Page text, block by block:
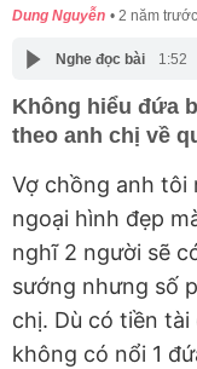
Dung Nguyễn 2 năm trước
Nghe đọc bài 1:52
Không hiểu đứa
theo anh chị về
Vợ chồng anh tôi
ngoại hình đẹp
nghĩ 2 người sẽ
sướng nhưng số
chị. Dù có tiền
không có nổi 1